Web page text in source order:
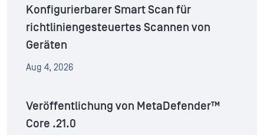
Konfigurierbarer Smart Scan für
richtliniengesteuertes Scannen von
Geräten
Aug 4, 2026
Veröffentlichung von MetaDefender™
Core .21.0